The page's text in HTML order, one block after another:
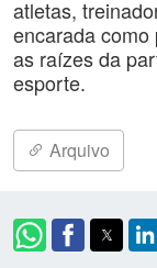
atletas,
encarada
as raízes da
esporte.
Arquivo